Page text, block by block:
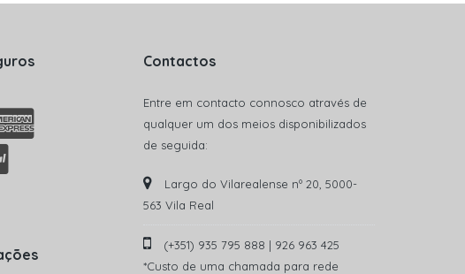
Contactos
Entre em contacto connosco através de
qualquer um dos meios disponibilizados
de seguida:
Largo do Vilarealense nº 20, 5000-
563 Vila Real
(+351) 935 795 888 | 926 963 425
*Custo de uma chamada para rede